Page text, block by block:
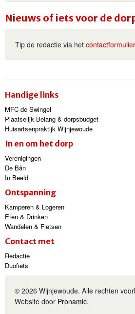
Nieuws of iets voor de
Tip de redactie via het
Handige links
MFC de Swingel
Plaatselijk Belang & dorpsbudget
Huisartsenpraktijk Wijnjewoude
In en om het dorp
Verenigingen
De Bân
In Beeld
Ontspanning
Kamperen & Logeren
Eten & Drinken
Wandelen & Fietsen
Contact met
Redactie
Duofiets
© 2026 Wijnjewoude. Alle rechten
Website door Pronamic.